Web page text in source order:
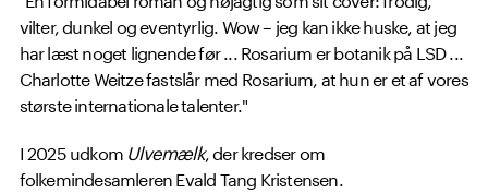
vilter, dunkel og eventyrlig. Wow – jeg kan ikke huske, at jeg
har læst noget lignende før ... Rosarium er botanik på LSD ...
Charlotte Weitze fastslår med Rosarium, at hun er et af vores
største internationale talenter."
I 2025 udkom Ulvemælk, der kredser om
folkemindesamleren Evald Tang Kristensen.